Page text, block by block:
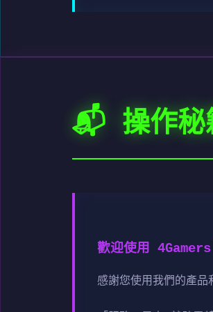
📬 操作秘
歡迎使用 4Gamers
感謝您使用我們的產品